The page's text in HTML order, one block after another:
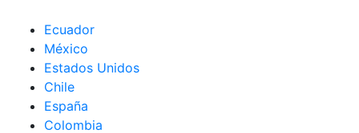
Ecuador
México
Estados Unidos
Chile
España
Colombia